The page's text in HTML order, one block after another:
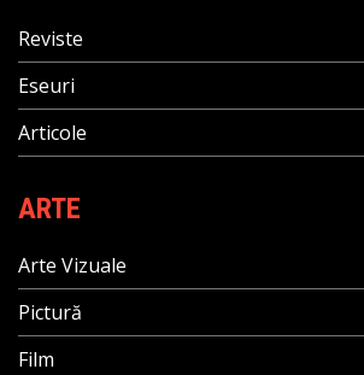
Reviste
Eseuri
Articole
ARTE
Arte Vizuale
Pictură
Film